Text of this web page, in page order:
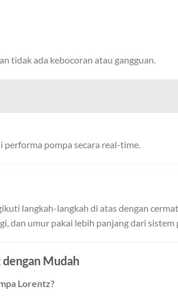
tidak ada kebocoran atau gangguan.
pompa secara real-time.
langkah-langkah di atas dengan
dan umur pakai lebih panjang dari sistem
Mudah
Lorentz?